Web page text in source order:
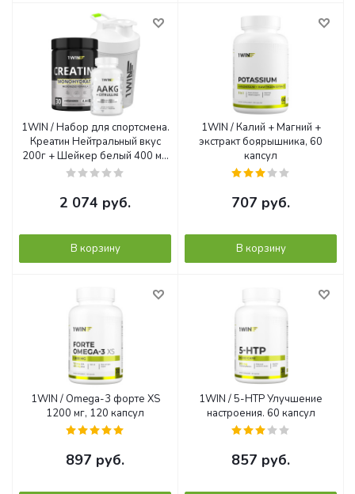
1WIN / Набор для спортсмена.
Креатин Нейтральный вкус
200г + Шейкер белый 400 мл
+ подарок AAKG 90 капсул
2 074 руб.
В корзину
1WIN / Калий + Магний +
экстракт боярышника, 60
капсул
707 руб.
В корзину
1WIN / Omega-3 форте XS
1200 мг, 120 капсул
897 руб.
1WIN / 5-HTP Улучшение
настроения. 60 капсул
857 руб.